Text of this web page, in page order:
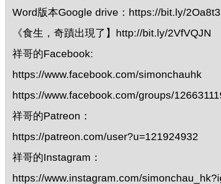
Word版本Google drive：https://bit.ly/
《食生，奇蹟出現了】http://bit.ly/2VfVQJN
祥哥的Facebook:
https://www.facebook.com/simonchauhk
https://www.facebook.com/groups/
祥哥的Patreon：
https://patreon.com/user?u=121924932
祥哥的Instagram：
https://www.instagram.com/